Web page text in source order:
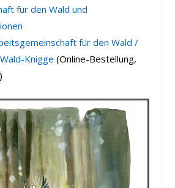
für den Wald und
für den Wald /
Knigge (Online-Bestellung,